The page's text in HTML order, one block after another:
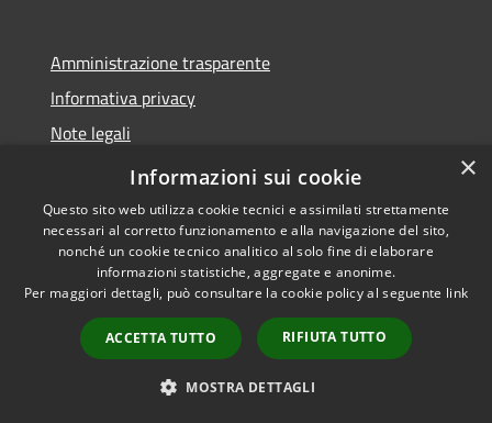
Amministrazione trasparente
Informativa privacy
Note legali
Dichiarazione di accessibilità
Accessibilità
Copyright © 2026 • Comune di
Molinella • Powered by
Municipium•
Accesso
redazione
×
Informazioni sui cookie
Questo sito web utilizza cookie tecnici e assimilati strettamente
necessari al corretto funzionamento e alla navigazione del sito,
nonché un cookie tecnico analitico al solo fine di elaborare
informazioni statistiche, aggregate e anonime.
Per maggiori dettagli, può consultare la cookie policy al seguente link
ACCETTA TUTTO RIFIUTA TUTTO
MOSTRA DETTAGLI